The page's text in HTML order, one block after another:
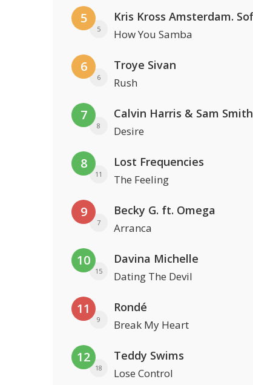
5
5 How You Samba
6
6
Troye Sivan
Rush
7
8
Calvin Harris & Sam Smith
Desire
8
11
Lost Frequencies
The Feeling
9
7
Becky G. ft. Omega
Arranca
10
15
Davina Michelle
Dating The Devil
11
9
Rondé
Break My Heart
12
18
Teddy Swims
Lose Control